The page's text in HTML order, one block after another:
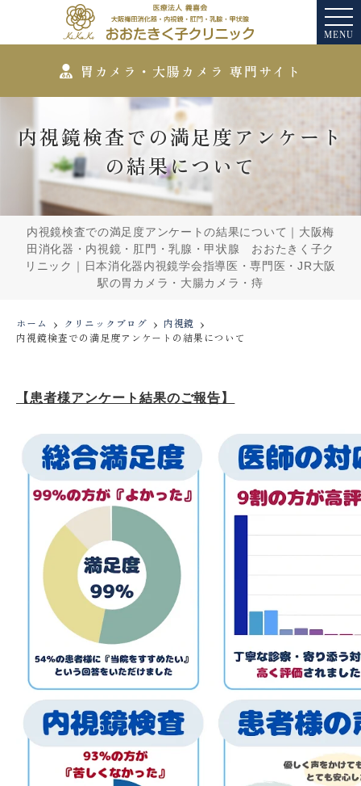
MENU
内視鏡検査での満足度アンケート
の結果について
内視鏡検査での満足度アンケートの結果について｜大阪梅
田消化器・内視鏡・肛門・乳腺・甲状腺 おおたきく子ク
リニック｜日本消化器内視鏡学会指導医・専門医・JR大阪
駅の胃カメラ・大腸カメラ・痔
胃カメラ・大腸カメラ 専門サイト
ホーム クリニックブログ
内視鏡
内視鏡検査での満足度アンケートの結果について
【患者様アンケート結果のご報告】